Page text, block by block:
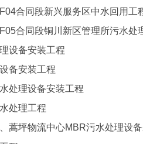
合同段新兴服务区中水回用工
合同段铜川新区管理所污水处
设备安装工程
备安装工程
处理设备安装工程
处理工程
蒿坪物流中心MBR污水处理设